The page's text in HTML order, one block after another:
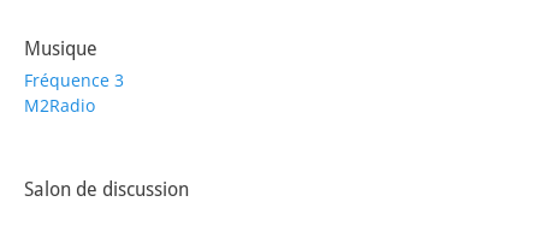
Musique
Fréquence 3
M2Radio
Salon de discussion